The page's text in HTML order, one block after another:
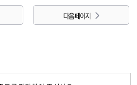
다음 페이지